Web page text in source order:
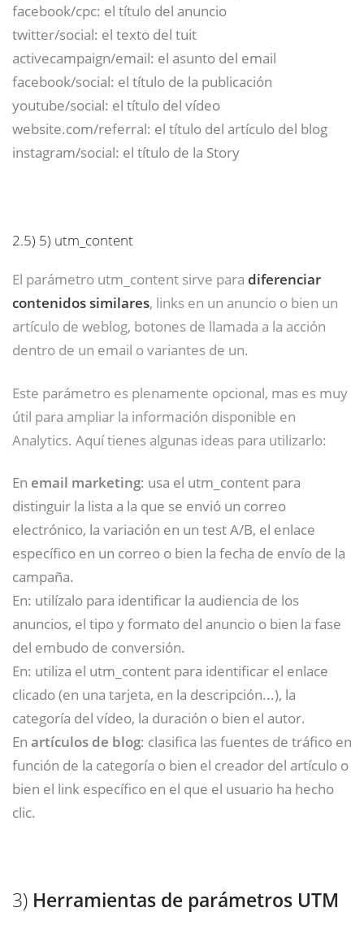
facebook/cpc: el título del anuncio
twitter/social: el texto del tuit
activecampaign/email: el asunto del email
facebook/social: el título de la publicación
youtube/social: el título del vídeo
website.com/referral: el título del artículo del blog
instagram/social: el título de la Story
2.5) 5) utm_content
El parámetro utm_content sirve para diferenciar
contenidos similares, links en un anuncio o bien un
artículo de weblog, botones de llamada a la acción
dentro de un email o variantes de un.
Este parámetro es plenamente opcional, mas es muy
útil para ampliar la información disponible en
Analytics. Aquí tienes algunas ideas para utilizarlo:
En email marketing: usa el utm_content para
distinguir la lista a la que se envió un correo
electrónico, la variación en un test A/B, el enlace
específico en un correo o bien la fecha de envío de la
campaña.
En: utilízalo para identificar la audiencia de los
anuncios, el tipo y formato del anuncio o bien la fase
del embudo de conversión.
En: utiliza el utm_content para identificar el enlace
clicado (en una tarjeta, en la descripción...), la
categoría del vídeo, la duración o bien el autor.
En artículos de blog: clasifica las fuentes de tráfico en
función de la categoría o bien el creador del artículo o
bien el link específico en el que el usuario ha hecho
clic.
3) Herramientas de parámetros UTM